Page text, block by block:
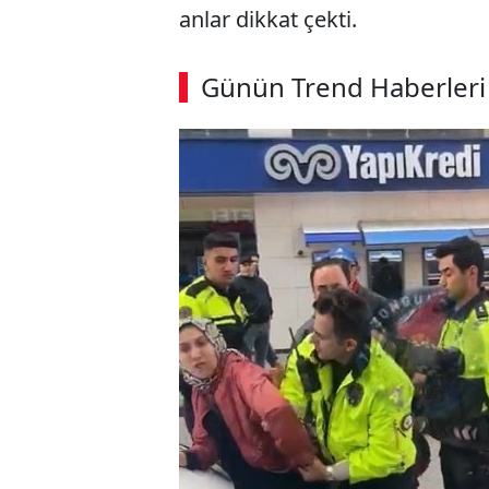
anlar dikkat çekti.
Günün Trend Haberleri